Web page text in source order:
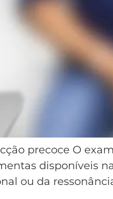
precoce O
disponíveis
ou da